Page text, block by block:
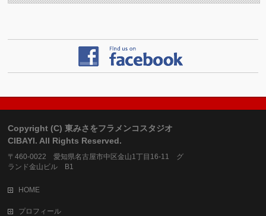
Copyright (C) 東みさをフラメンコスタジオ
CIBAYI. All Rights Reserved.
〒460-0022 愛知県名古屋市中区金山1丁目16-11 グ
ランド金山ビル B1
HOME
プロフィール